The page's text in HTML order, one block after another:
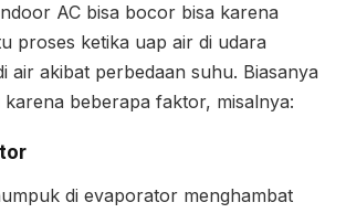
AC bisa bocor bisa karena
proses ketika uap air di udara
air akibat perbedaan suhu. Biasanya
beberapa faktor, misalnya:
di evaporator menghambat